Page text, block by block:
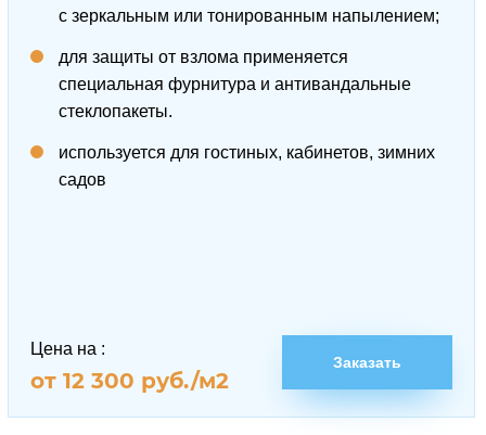
с зеркальным или тонированным напылением;
для защиты от взлома применяется
специальная фурнитура и антивандальные
стеклопакеты.
используется для гостиных, кабинетов, зимних
садов
Цена на :
от 12 300 руб./м2
Заказать